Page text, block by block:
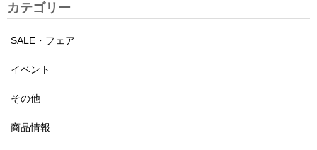
カテゴリー
SALE・フェア
イベント
その他
商品情報